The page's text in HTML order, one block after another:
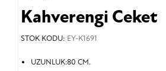
Kahverengi Ceket
STOK KODU: EY-K1691
UZUNLUK:80 CM.